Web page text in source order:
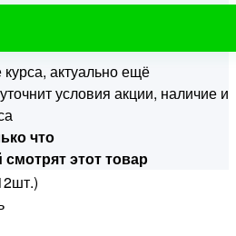
актуально ещё
условия акции, наличие и
что
смотрят этот товар